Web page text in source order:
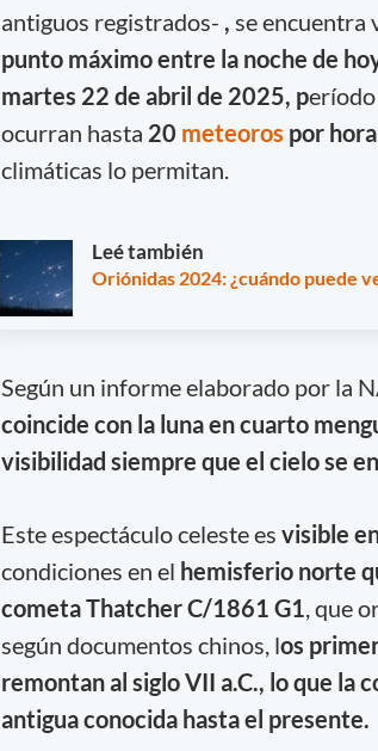
antiguos registrados- , se encuentra
punto máximo entre la noche de
martes 22 de abril de 2025, período
ocurran hasta 20 meteoros por
climáticas lo permitan.
Leé también
Oriónidas 2024: ¿cuándo puede
Según un informe elaborado por la
coincide con la luna en cuarto
visibilidad siempre que el cielo se
Este espectáculo celeste es visible
condiciones en el hemisferio norte
cometa Thatcher C/1861 G1, que
según documentos chinos, los
remontan al siglo VII a.C., lo que la
antigua conocida hasta el presente.